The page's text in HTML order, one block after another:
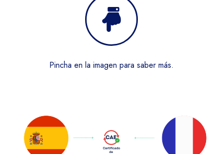
Pincha en la imagen para saber más.